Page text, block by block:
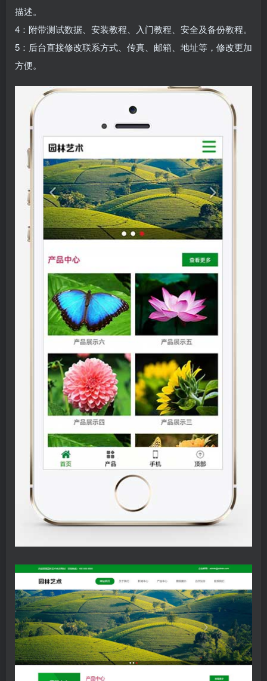
描述。
4：附带测试数据、安装教程、入门教程、安全及备份教程。
5：后台直接修改联系方式、传真、邮箱、地址等，修改更加
方便。